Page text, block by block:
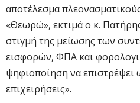
αποτέλεσμα
«Θεωρώ», εκτιμά ο κ.
στιγμή της μείωσης των
εισφορών, ΦΠΑ και
ψηφιοποίηση να επιστρέψει
επιχειρήσεις».